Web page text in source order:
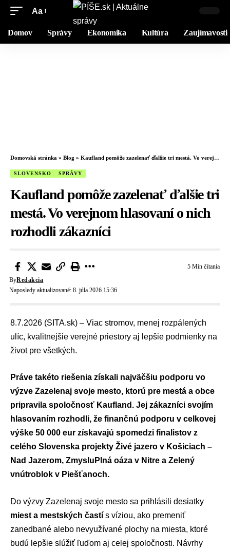
Aa
Domov Správy Ekonomika Kultúra Zaujímavosti
Domovská stránka » Blog » Kaufland pomôže zazelenať ďalšie tri mestá. Vo verejnom hlasovaní o nich rozhodli zákazníci
SLOVENSKO SPRÁVY
Kaufland pomôže zazelenať ďalšie tri
mestá. Vo verejnom hlasovaní o nich
rozhodli zákazníci
Naposledy aktualizované: 8. júla 2026 15:36
ByRedakcia
5 Min čítania
8.7.2026 (SITA.sk) – Viac stromov, menej rozpálených
ulíc, kvalitnejšie verejné priestory aj lepšie podmienky na
život pre všetkých.
Práve takéto riešenia získali najväčšiu podporu vo
výzve Zazelenaj svoje mesto, ktorú pre mestá a obce
pripravila spoločnosť Kaufland. Jej zákazníci svojím
hlasovaním rozhodli, že finančnú podporu v celkovej
výške 50 000 eur získavajú spomedzi finalistov z
celého Slovenska projekty Živé jazero v Košiciach –
Nad Jazerom, ZmysluPlná oáza v Nitre a Zelený
vnútroblok v Piešťanoch.
Do výzvy Zazelenaj svoje mesto sa prihlásili desiatky
miest a mestských častí s víziou, ako premeniť
zanedbané alebo nevyužívané plochy na miesta, ktoré
budú lepšie slúžiť ľuďom aj celej spoločnosti. Návrhy